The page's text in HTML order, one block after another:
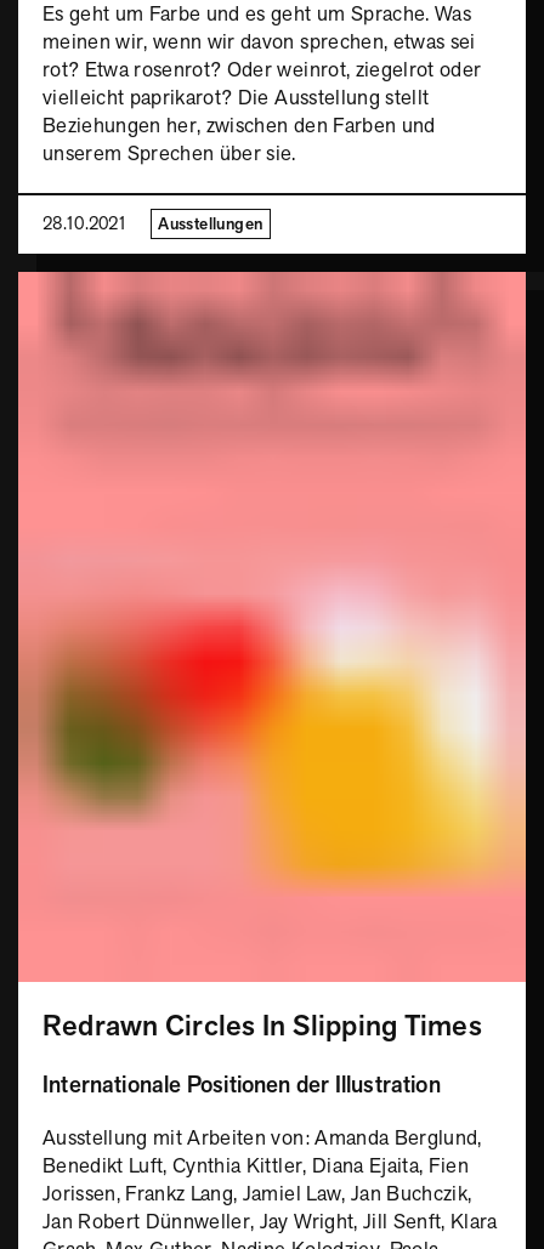
Es geht um Farbe und es geht um Sprache. Was
meinen wir, wenn wir davon sprechen, etwas sei
rot? Etwa rosenrot? Oder weinrot, ziegelrot oder
vielleicht paprikarot? Die Ausstellung stellt
Beziehungen her, zwischen den Farben und
unserem Sprechen über sie.
28.10.2021 Ausstellungen
Redrawn Circles In Slipping Times
Internationale Positionen der Illustration
Ausstellung mit Arbeiten von: Amanda Berglund,
Benedikt Luft, Cynthia Kittler, Diana Ejaita, Fien
Jorissen, Frankz Lang, Jamiel Law, Jan Buchczik,
Jan Robert Dünnweller, Jay Wright, Jill Senft, Klara